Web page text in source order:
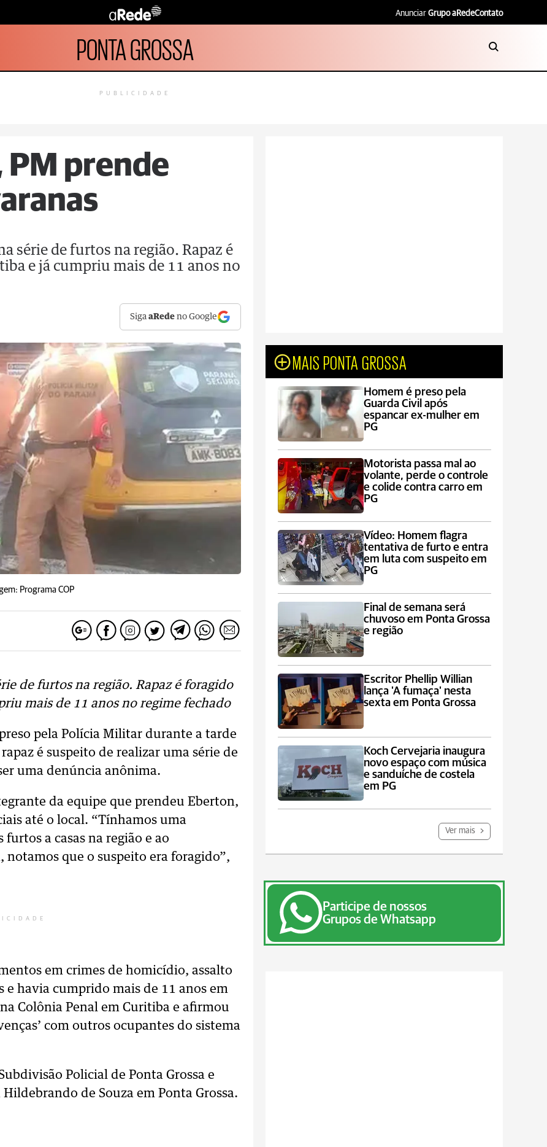
Anunciar Grupo aRedeContato
PONTA GROSSA
PUBLICIDADE
PM prende
série de furtos na região. Rapaz é
e já cumpriu mais de 11 anos no
SigaaRede no Google
Programa COP
de furtos na região. Rapaz é foragido
mais de 11 anos no regime fechado
pela Polícia Militar durante a tarde
é suspeito de realizar uma série de
uma denúncia anônima.
da equipe que prendeu Eberton,
até o local. “Tínhamos uma
a casas na região e ao
que o suspeito era foragido”,
em crimes de homicídio, assalto
e havia cumprido mais de 11 anos em
Colônia Penal em Curitiba e afirmou
com outros ocupantes do sistema
Policial de Ponta Grossa e
de Souza em Ponta Grossa.
MAIS PONTA GROSSA
Homem é preso pela
Guarda Civil após
espancar ex-mulher em
PG
Motorista passa mal ao
volante, perde o controle
e colide contra carro em
PG
Vídeo: Homem flagra
tentativa de furto e entra
em luta com suspeito em
PG
Final de semana será
chuvoso em Ponta Grossa
e região
Escritor Phellip Willian
lança 'A fumaça' nesta
sexta em Ponta Grossa
Koch Cervejaria inaugura
novo espaço com música
e sanduíche de costela
em PG
Ver mais
Participe de nossos
Grupos de Whatsapp